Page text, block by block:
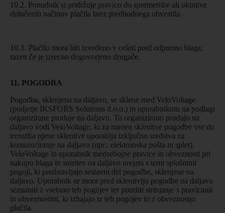
10.2. Ponudnik si pridržuje pravico do spremembe ali ukinitve
določenih načinov plačila brez predhodnega obvestila.
10.3. Plačilo mora biti izvedeno v celoti pred odpremo blaga,
razen če je izrecno dogovorjeno drugače.
11. POGODBA
Pogodba, sklenjena na daljavo, se sklene med VeloVoltage
(podjetje IKSFORS Solutions d.o.o.) in uporabnikom na podlagi
organizirane prodaje na daljavo. To organizirano prodajo na
daljavo vodi VeloVoltage, ki za namen sklenitve pogodbe vse do
trenutka njene sklenitve uporablja izključno sredstva za
komuniciranje na daljavo (npr.: elektronska pošta in splet).
VeloVoltage in uporabnik medsebojne pravice in obveznosti pri
nakupu blaga in storitev na daljavo urejata s temi splošnimi
pogoji, ki predstavljajo sestavni del pogodbe, sklenjene na
daljavo. Uporabnik se mora pred sklenitvijo pogodbe na daljavo
seznaniti z vsebino teh pogojev ter potrditi strinjanje s pravicami
in obveznostmi, ki izhajajo iz teh pogojev in z obveznostjo
plačila.